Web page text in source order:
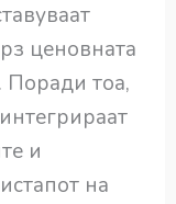
ценовната
Поради тоа,
и
на